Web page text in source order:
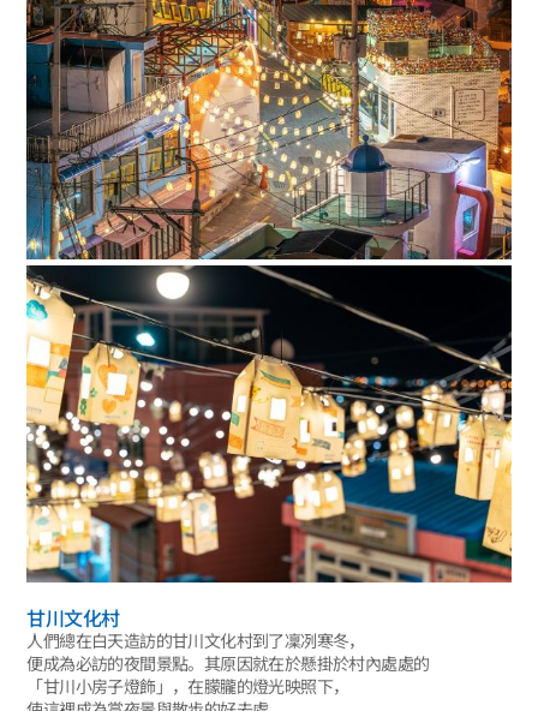
甘川文化村
人們總在白天造訪的甘川文化村到了凜冽寒冬，
便成為必訪的夜間景點。其原因就在於懸掛於村內處處的
「甘川小房子燈飾」，在朦朧的燈光映照下，